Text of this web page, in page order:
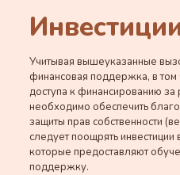
Учитывая вышеуказанные
финансовая поддержка, в
доступа к финансированию
необходимо обеспечить
защиты прав собственности
следует поощрять инвестиции
которые предоставляют
поддержку.